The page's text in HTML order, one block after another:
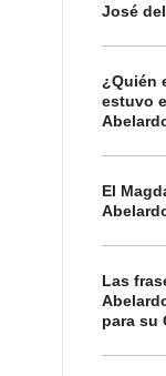
José
¿Quién
estuvo
El
Las
para su